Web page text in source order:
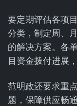
要定期评估各项
分类，制定周、
的解决方案。各
目资金拨付进展
范明政还要求重
题，保障供应畅